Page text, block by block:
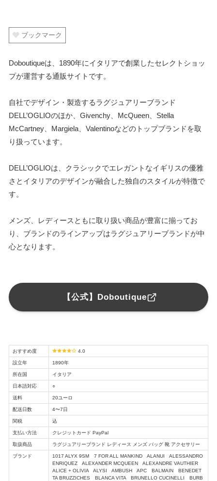
ブックマーク
Doboutiqueは、1890年にイタリアで創業したセレクトショッ
プが運営する通販サイトです。
自社でデザイン・製造するラグジュアリーブランド
DELL’OGLIOのほか、Givenchy、McQueen、Stella
McCartney、Margiela、Valentinoなどのトップブランドを取
り扱っています。
DELL’OGLIOは、クラシックでエレガントなイギリスの優雅
さとイタリアのデザインが融合した独自のスタイルが特徴で
す。
メンズ、レディースともに取り扱い商品が豊富に揃ってお
り、ブランドのラインアップはラグジュアリーブランドが中
心となります。
【公式】Doboutique
おすすめ度 4.0
設立年 1890年
所在国 イタリア
日本語対応 ○
送料 20ユーロ
配送日数 4〜7日
関税 込
支払い方法 クレジットカード PayPal
取扱商品 ラグジュアリーブランド レディース メンズ バッグ 靴 アクセサリー
ブランド
1017 ALYX 9SM 7 FOR ALL MANKIND ALANUI ALESSANDRO
ENRIQUEZ ALEXANDER MCQUEEN ALEXANDRE VAUTHIER
ALICE + OLIVIA ALYSI AMBUSH APC BALMAIN BENEDET
TA BRUZZICHES BLANCA VITA BRUNELLO CUCINELLI BURB